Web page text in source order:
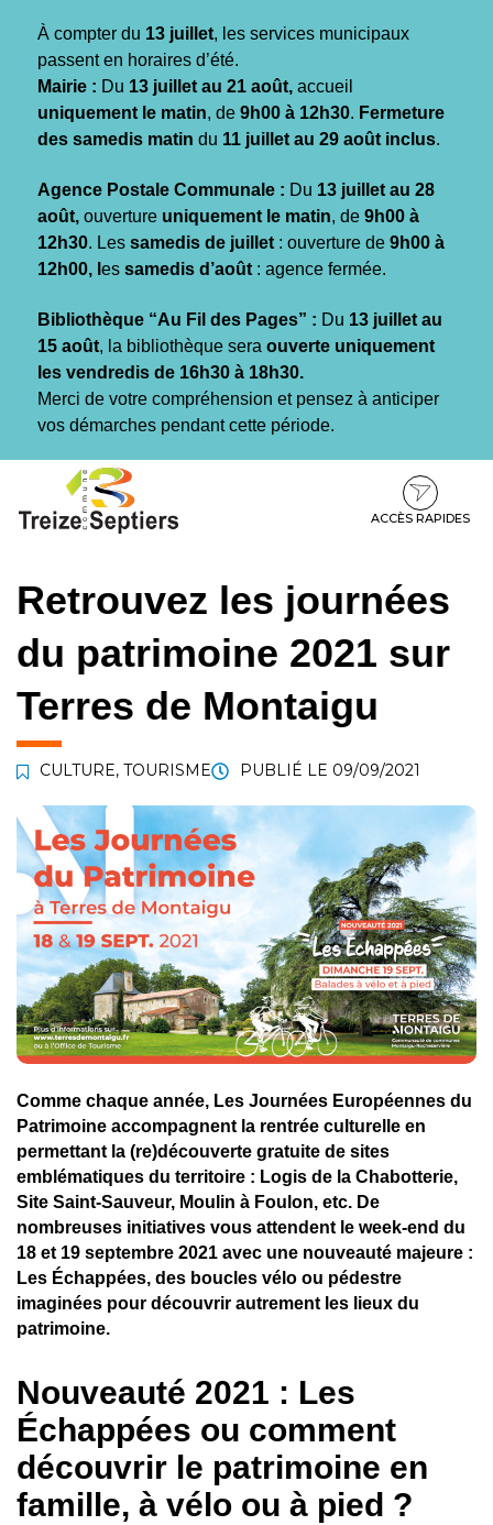
À compter du 13 juillet, les services municipaux
passent en horaires d’été.
Mairie : Du 13 juillet au 21 août, accueil
uniquement le matin, de 9h00 à 12h30. Fermeture
des samedis matin du 11 juillet au 29 août inclus.
Agence Postale Communale : Du 13 juillet au 28
août, ouverture uniquement le matin, de 9h00 à
12h30. Les samedis de juillet : ouverture de 9h00 à
12h00, l es samedis d’août : agence fermée.
Bibliothèque “Au Fil des Pages” : Du 13 juillet au
15 août, la bibliothèque sera ouverte uniquement
les vendredis de 16h30 à 18h30.
Merci de votre compréhension et pensez à anticiper
vos démarches pendant cette période.
contenu
pied
ACCÈS RAPIDES
Retrouvez les journées
du patrimoine 2021 sur
Terres de Montaigu
CULTURE, TOURISME PUBLIÉ LE 09/09/2021
Comme chaque année, Les Journées Européennes du
Patrimoine accompagnent la rentrée culturelle en
permettant la (re)découverte gratuite de sites
emblématiques du territoire : Logis de la Chabotterie,
Site Saint-Sauveur, Moulin à Foulon, etc. De
nombreuses initiatives vous attendent le week-end du
18 et 19 septembre 2021 avec une nouveauté majeure :
Les Échappées, des boucles vélo ou pédestre
imaginées pour découvrir autrement les lieux du
patrimoine.
Nouveauté 2021 : Les
Échappées ou comment
découvrir le patrimoine en
famille, à vélo ou à pied ?